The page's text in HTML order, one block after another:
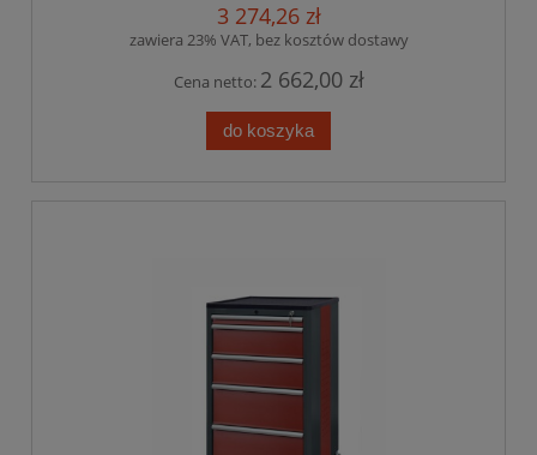
3 274,26 zł
zawiera 23% VAT, bez kosztów dostawy
Cena netto: 2 662,00 zł
do koszyka